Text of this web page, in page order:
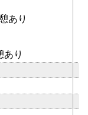
あり
あり